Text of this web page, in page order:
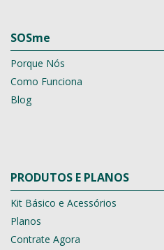
SOSme
Porque Nós
Como Funciona
Blog
PRODUTOS E PLANOS
Kit Básico e Acessórios
Planos
Contrate Agora